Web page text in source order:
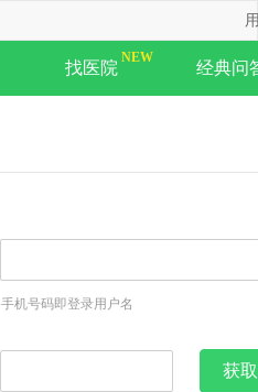
找医院 经典问
手机号码即登录用户名
获